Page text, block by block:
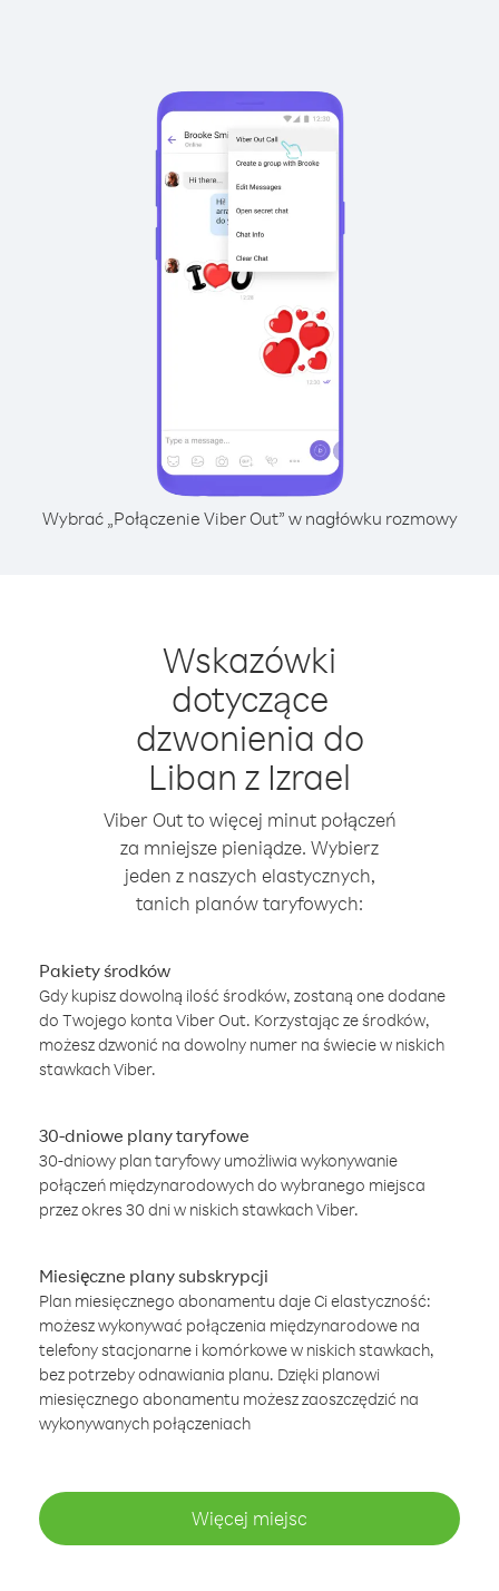
Wybrać „Połączenie Viber Out” w nagłówku rozmowy
Wskazówki
dotyczące
dzwonienia do
Liban z Izrael
Viber Out to więcej minut połączeń
za mniejsze pieniądze. Wybierz
jeden z naszych elastycznych,
tanich planów taryfowych:
Pakiety środków
Gdy kupisz dowolną ilość środków, zostaną one dodane
do Twojego konta Viber Out. Korzystając ze środków,
możesz dzwonić na dowolny numer na świecie w niskich
stawkach Viber.
30-dniowe plany taryfowe
30-dniowy plan taryfowy umożliwia wykonywanie
połączeń międzynarodowych do wybranego miejsca
przez okres 30 dni w niskich stawkach Viber.
Miesięczne plany subskrypcji
Plan miesięcznego abonamentu daje Ci elastyczność:
możesz wykonywać połączenia międzynarodowe na
telefony stacjonarne i komórkowe w niskich stawkach,
bez potrzeby odnawiania planu. Dzięki planowi
miesięcznego abonamentu możesz zaoszczędzić na
wykonywanych połączeniach
Więcej miejsc